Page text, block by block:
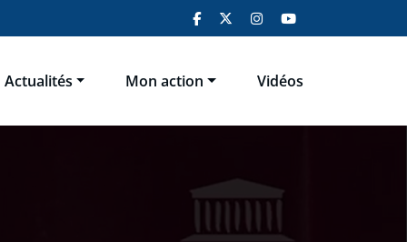
Actualités Mon action Vidéos